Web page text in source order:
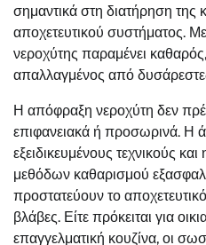
σημαντικά στη διατήρηση της
αποχετευτικού συστήματος.
νεροχύτης παραμένει καθαρός,
απαλλαγμένος από
Η απόφραξη νεροχύτη δεν
επιφανειακά ή προσωρινά. Η
εξειδικευμένους τεχνικούς
μεθόδων καθαρισμού
προστατεύουν το
βλάβες. Είτε πρόκειται για
επαγγελματική κουζίνα, οι